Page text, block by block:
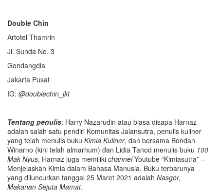
Double Chin
Artotel Thamrin
Jl. Sunda No. 3
Gondangdia
Jakarta Pusat
IG: @doublechin_jkt
Tentang penulis: Harry Nazarudin atau biasa disapa Harnaz
adalah salah satu pendiri Komunitas Jalansutra, penulis kuliner
yang telah menulis buku Kimia Kuliner, dan bersama Bondan
Winarno (kini telah almarhum) dan Lidia Tanod menulis buku 100
Mak Nyus. Harnaz juga memiliki channelYoutube “Kimiasutra” –
Menjelaskan Kimia dalam Bahasa Manusia. Buku terbarunya
yang diluncurkan tanggal 25 Maret 2021 adalah Nasgor,
Makanan Sejuta Mamat.